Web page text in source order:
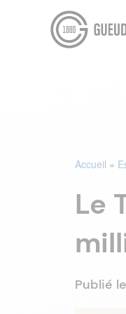
Accueil »
Le
Publié le